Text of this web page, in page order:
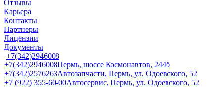
Отзывы
Карьера
Контакты
Партнеры
Лицензии
Документы
+7(342)2946008
+7(342)2946008Пермь, шоссе Космонавтов, 244б
+7(342)2576263Автозапчасти, Пермь, ул. Одоевского, 52
+7 (922) 355-60-00Автосервис, Пермь, ул. Одоевского, 52